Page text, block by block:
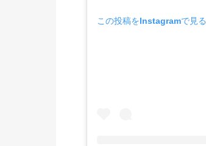
この投稿をInstagramで見る